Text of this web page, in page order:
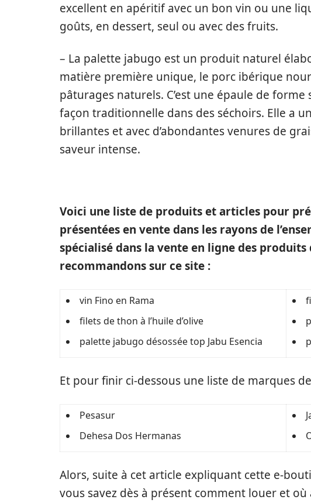
excellent en apéritif avec un bon vin ou une
goûts, en dessert, seul ou avec des fruits.
– La palette jabugo est un produit naturel
matière première unique, le porc ibérique
pâturages naturels. C’est une épaule de
façon traditionnelle dans des séchoirs. Elle a
brillantes et avec d’abondantes venures de
saveur intense.
Voici une liste de produits et articles pour
présentées en vente dans les rayons de
spécialisé dans la vente en ligne des produits
recommandons sur ce site :
vin Fino en Rama
filets de thon à l’huile d’olive
palette jabugo désossée top Jabu Esencia
Et pour finir ci-dessous une liste de marques
Pesasur
Dehesa Dos Hermanas
Alors, suite à cet article expliquant cette e-
vous savez dès à présent comment louer et